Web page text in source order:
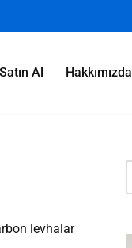
Satın Al Hakkımızda
levhalar